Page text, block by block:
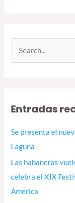
a
Entradas
Se presenta el
Laguna
Las habaneras
celebra el XIX
América